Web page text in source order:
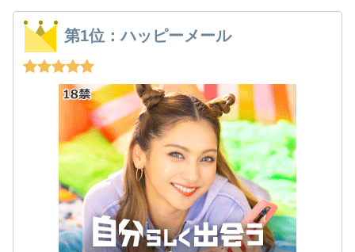
第1位：ハッピーメール